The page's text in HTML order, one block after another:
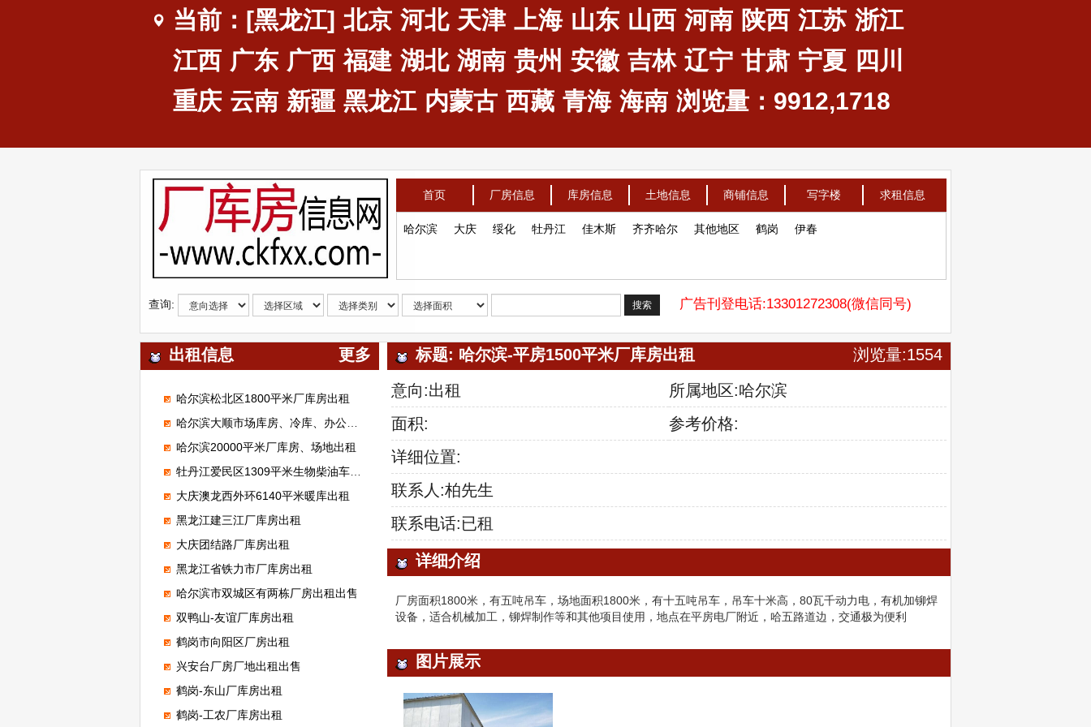
当前：[黑龙江] 北京 河北 天津 上海 山东 山西 河南 陕西 江苏 浙江
江西 广东 广西 福建 湖北 湖南 贵州 安徽 吉林 辽宁 甘肃 宁夏 四川
重庆 云南 新疆 黑龙江 内蒙古 西藏 青海 海南 浏览量：9912,1718
首页 厂房信息 库房信息 土地信息 商铺信息 写字楼 求租信息
哈尔滨 大庆 绥化 牡丹江 佳木斯 齐齐哈尔 其他地区 鹤岗 伊春
查询: 搜索 广告刊登电话:13301272308(微信同号)
出租信息 更多
哈尔滨松北区1800平米厂库房出租
哈尔滨大顺市场库房、冷库、办公室、门市出租
哈尔滨20000平米厂库房、场地出租
牡丹江爱民区1309平米生物柴油车间招合作
大庆澳龙西外环6140平米暖库出租
黑龙江建三江厂库房出租
大庆团结路厂库房出租
黑龙江省铁力市厂库房出租
哈尔滨市双城区有两栋厂房出租出售
双鸭山-友谊厂库房出租
鹤岗市向阳区厂房出租
兴安台厂房厂地出租出售
鹤岗-东山厂库房出租
鹤岗-工农厂库房出租
标题: 哈尔滨-平房1500平米厂库房出租
浏览量:1554
意向:出租
所属地区:哈尔滨
面积:
参考价格:
详细位置:
联系人:柏先生
联系电话:已租
详细介绍
厂房面积1800米，有五吨吊车，场地面积1800米，有十五吨吊车，吊车十米高，80瓦千动力电，有机加铆焊
设备，适合机械加工，铆焊制作等和其他项目使用，地点在平房电厂附近，哈五路道边，交通极为便利
图片展示